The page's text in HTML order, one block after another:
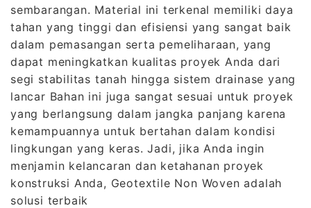
sembarangan. Material ini terkenal memiliki daya
tahan yang tinggi dan efisiensi yang sangat baik
dalam pemasangan serta pemeliharaan, yang
dapat meningkatkan kualitas proyek Anda dari
segi stabilitas tanah hingga sistem drainase yang
lancar Bahan ini juga sangat sesuai untuk proyek
yang berlangsung dalam jangka panjang karena
kemampuannya untuk bertahan dalam kondisi
lingkungan yang keras. Jadi, jika Anda ingin
menjamin kelancaran dan ketahanan proyek
konstruksi Anda, Geotextile Non Woven adalah
solusi terbaik